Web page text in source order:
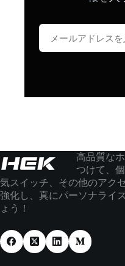
高品質な
つけて、
気スイッチ、その他のアク
強化し、真にパーソナライ
ょう！